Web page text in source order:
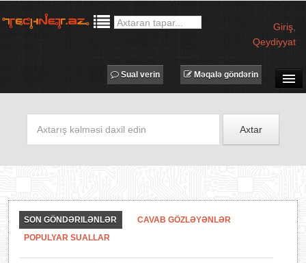
Giriş
Qeydiyyat
MƏQALƏLƏR
İŞ ELANLARI
IT LÜĞƏT
Məqalə göndərin
Sual verin
Axtar
SON GÖNDƏRILƏNLƏR
CAVAB GÖZLƏYƏNLƏR
POPULYAR SUALLAR